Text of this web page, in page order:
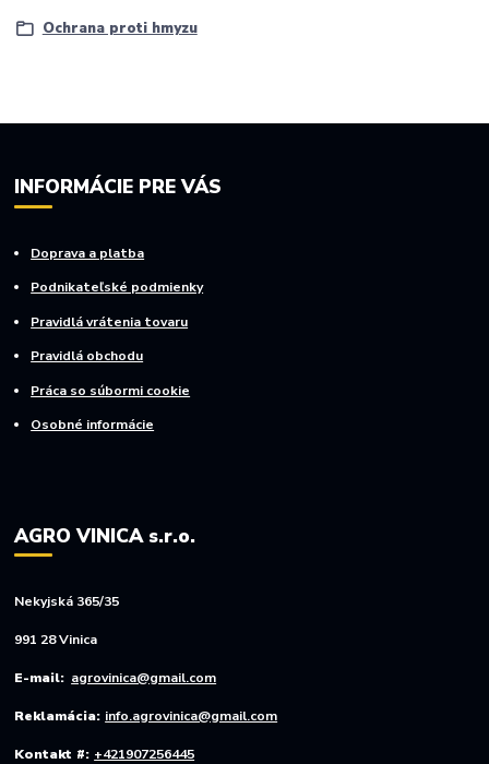
Ochrana proti hmyzu
INFORMÁCIE PRE VÁS
Doprava a platba
Podnikateľské podmienky
Pravidlá vrátenia tovaru
Pravidlá obchodu
Práca so súbormi cookie
Osobné informácie
AGRO VINICA s.r.o.
Nekyjská 365/35
991 28 Vinica
E-mail: agrovinica@gmail.com
Reklamácia: info.agrovinica@gmail.com
Kontakt #: +421907256445